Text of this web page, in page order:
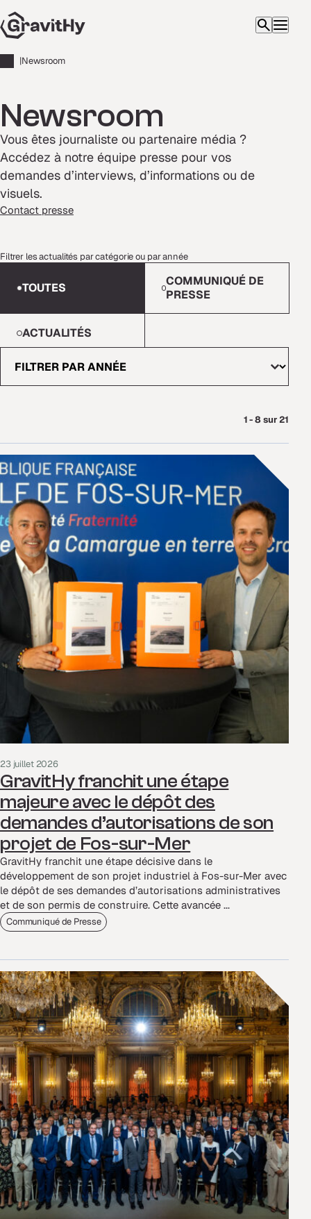
|Newsroom
Newsroom
Vous êtes journaliste ou partenaire média ?
Accédez à notre équipe presse pour vos
demandes d’interviews, d’informations ou de
visuels.
Contact presse
Filtrer les actualités par catégorie ou par année
TOUTES
COMMUNIQUÉ DE
PRESSE
ACTUALITÉS
1 - 8 sur 21
23 juillet 2026
GravitHy franchit une étape
majeure avec le dépôt des
demandes d’autorisations de son
projet de Fos-sur-Mer
GravitHy franchit une étape décisive dans le
développement de son projet industriel à Fos-sur-Mer avec
le dépôt de ses demandes d’autorisations administratives
et de son permis de construire. Cette avancée ...
Communiqué de Presse